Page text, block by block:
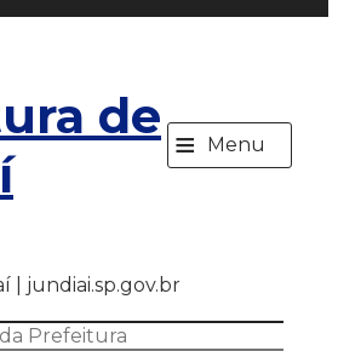
de ≡ Menu
| jundiai.sp.gov.br